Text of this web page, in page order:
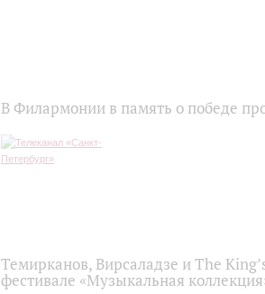
В Филармонии в память о победе
Темирканов, Вирсаладзе и The
фестивале «Музыкальная